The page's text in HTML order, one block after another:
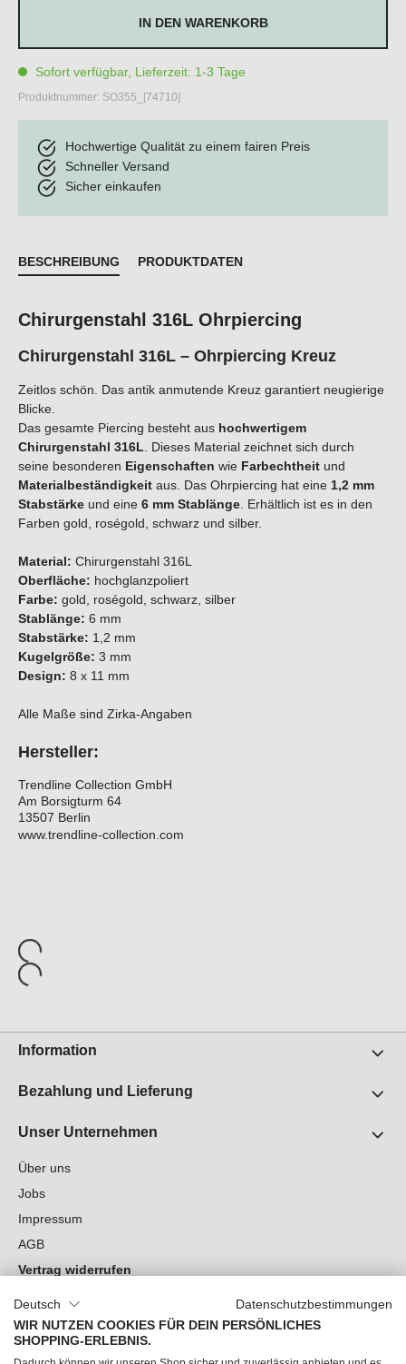
IN DEN WARENKORB
Sofort verfügbar, Lieferzeit: 1-3 Tage
Produktnummer: SO355_[74710]
Hochwertige Qualität zu einem fairen Preis
Schneller Versand
Sicher einkaufen
BESCHREIBUNG PRODUKTDATEN
Chirurgenstahl 316L Ohrpiercing
Chirurgenstahl 316L – Ohrpiercing Kreuz
Zeitlos schön. Das antik anmutende Kreuz garantiert neugierige
Blicke.
Das gesamte Piercing besteht aus hochwertigem
Chirurgenstahl 316L. Dieses Material zeichnet sich durch
seine besonderen Eigenschaften wie Farbechtheit und
Materialbeständigkeit aus. Das Ohrpiercing hat eine 1,2 mm
Stabstärke und eine 6 mm Stablänge. Erhältlich ist es in den
Farben gold, roségold, schwarz und silber.
Material: Chirurgenstahl 316L
Oberfläche: hochglanzpoliert
Farbe: gold, roségold, schwarz, silber
Stablänge: 6 mm
Stabstärke: 1,2 mm
Kugelgröße: 3 mm
Design: 8 x 11 mm
Alle Maße sind Zirka-Angaben
Hersteller:
Trendline Collection GmbH
Am Borsigturm 64
13507 Berlin
www.trendline-collection.com
Information
Bezahlung und Lieferung
Unser Unternehmen
Über uns
Jobs
Impressum
AGB
Vertrag widerrufen
Cookie-Einstellungen
Du hast Fragen?
Deutsch
Datenschutzbestimmungen
WIR NUTZEN COOKIES FÜR DEIN PERSÖNLICHES
SHOPPING-ERLEBNIS.